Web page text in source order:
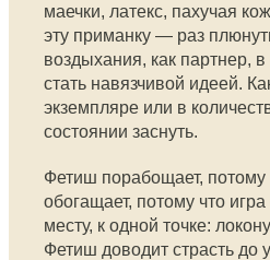
маечки, латекс, пахучая
эту приманку — раз
воздыхания, как партнер,
стать навязчивой идеей.
экземпляре или в
состоянии заснуть.
Фетиш порабощает, потому
обогащает, потому что
месту, к одной точке:
Фетиш доводит страсть до